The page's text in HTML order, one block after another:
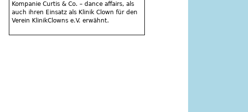
Kompanie Curtis & Co. – dance affairs, als
auch ihren Einsatz als Klinik Clown für den
Verein KlinikClowns e.V. erwähnt.